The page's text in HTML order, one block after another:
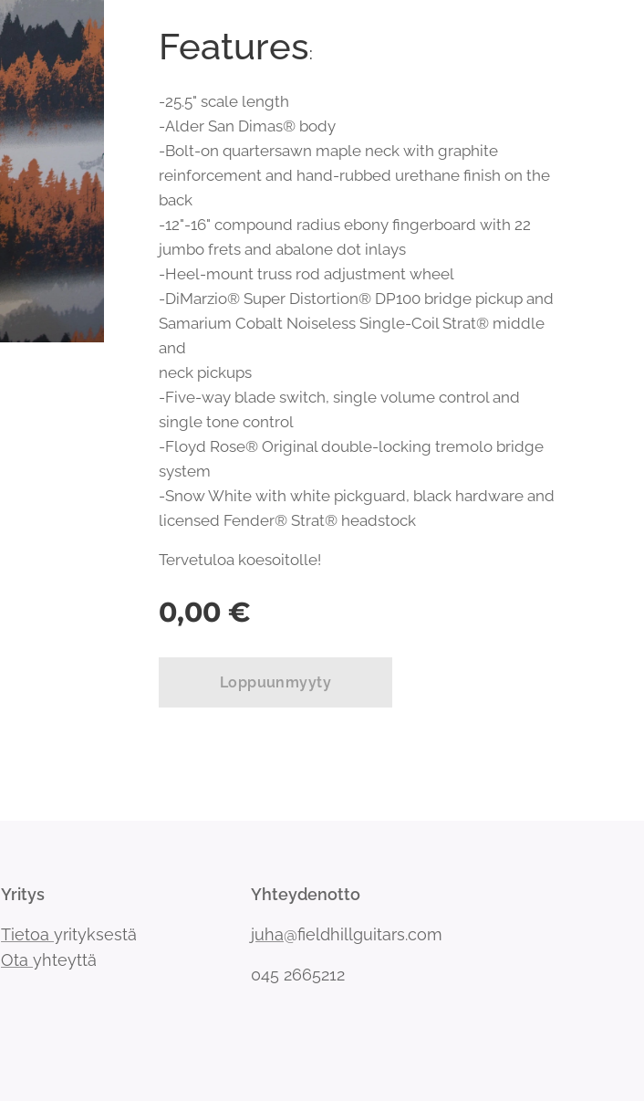
Features:
-25.5" scale length
-Alder San Dimas® body
-Bolt-on quartersawn maple neck with graphite
reinforcement and hand-rubbed urethane finish on the
back
-12"-16" compound radius ebony fingerboard with 22
jumbo frets and abalone dot inlays
-Heel-mount truss rod adjustment wheel
-DiMarzio® Super Distortion® DP100 bridge pickup and
Samarium Cobalt Noiseless Single-Coil Strat® middle
and
neck pickups
-Five-way blade switch, single volume control and
single tone control
-Floyd Rose® Original double-locking tremolo bridge
system
-Snow White with white pickguard, black hardware and
licensed Fender® Strat® headstock
Tervetuloa koesoitolle!
0,00 €
Loppuunmyyty
Yritys
Tietoayrityksestä
Otayhteyttä
Yhteydenotto
juha@fieldhillguitars.com
045 2665212